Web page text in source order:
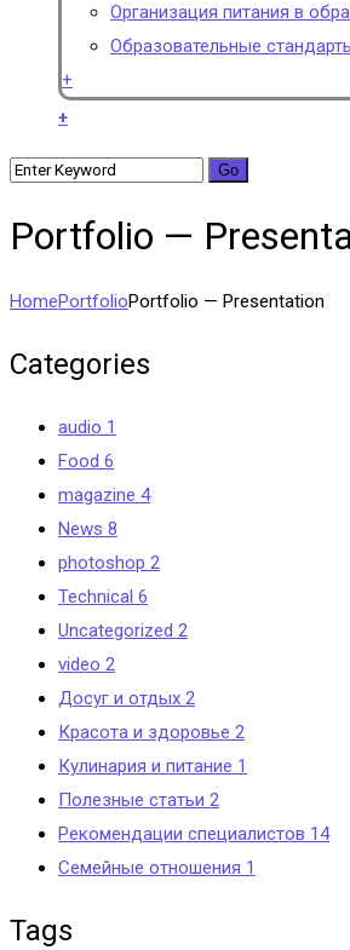
Организация питания в
Образовательные
+
+
Portfolio —
HomePortfolioPortfolio — Presentation
Categories
audio 1
Food 6
magazine 4
News 8
photoshop 2
Technical 6
Uncategorized 2
video 2
Досуг и отдых 2
Красота и здоровье 2
Кулинария и питание 1
Полезные статьи 2
Рекомендации специалистов 14
Семейные отношения 1
Tags